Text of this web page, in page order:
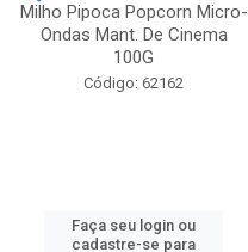
Milho Pipoca Popcorn Micro-
Ondas Mant. De Cinema
100G
Código: 62162
Faça seu login ou
cadastre-se para